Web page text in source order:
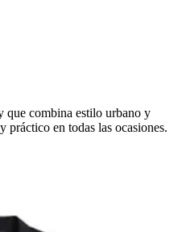
que combina estilo urbano y
en todas las ocasiones.